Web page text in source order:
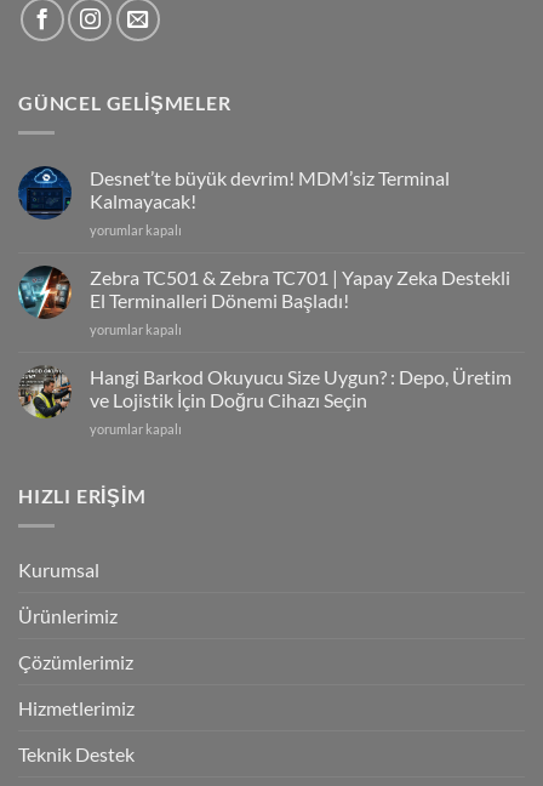
GÜNCEL GELIŞMELER
Desnet’te büyük devrim! MDM’siz Terminal
Kalmayacak!
Desnet’te
devrim!
MDM’siz
Terminal
Kalmayacak!
yorumlar kapalı
Zebra TC501 & Zebra TC701 | Yapay Zeka Destekli
El Terminalleri Dönemi Başladı!
Zebra
&
Zebra
TC701
|
Destekli
Başladı!
yorumlar kapalı
Hangi Barkod Okuyucu Size Uygun? : Depo, Üretim
ve Lojistik İçin Doğru Cihazı Seçin
Hangi
Size
Uygun?
Üretim
Lojistik
Doğru
Cihazı
için
yorumlar kapalı
HIZLI ERİŞİM
Kurumsal
Ürünlerimiz
Çözümlerimiz
Hizmetlerimiz
Teknik Destek